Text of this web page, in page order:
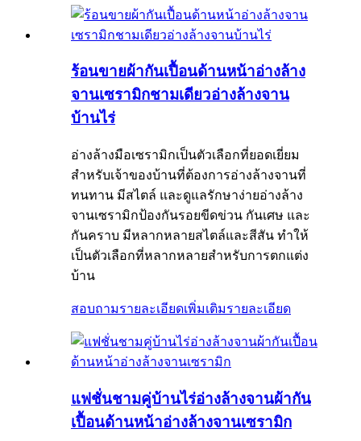
ร้อนขายผ้ากันเปื้อนด้านหน้าอ่างล้าง
จานเซรามิกชามเดียวอ่างล้างจาน
บ้านไร่
อ่างล้างมือเซรามิกเป็นตัวเลือกที่ยอดเยี่ยม
สำหรับเจ้าของบ้านที่ต้องการอ่างล้างจานที่
ทนทาน มีสไตล์ และดูแลรักษาง่ายอ่างล้าง
จานเซรามิกป้องกันรอยขีดข่วน กันเศษ และ
กันคราบ มีหลากหลายสไตล์และสีสัน ทำให้
เป็นตัวเลือกที่หลากหลายสำหรับการตกแต่ง
บ้าน
สอบถามรายละเอียดเพิ่มเติมรายละเอียด
แฟชั่นชามคู่บ้านไร่อ่างล้างจานผ้ากัน
เปื้อนด้านหน้าอ่างล้างจานเซรามิก